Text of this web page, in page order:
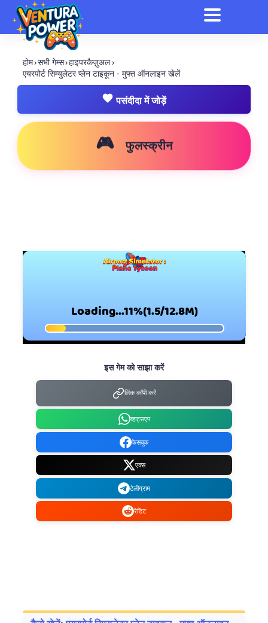
होम›सभी गेम्स›हाइपरकैज़ुअल›
एयरपोर्ट सिम्युलेटर प्लेन टाइकून - मुफ्त ऑनलाइन खेलें
पसंदीदा में जोड़ें
🎮 फुलस्क्रीन
इस गेम को साझा करें
लिंक कॉपी करें
व्हाट्सएप
फेसबुक
एक्स
टेलीग्राम
रेडिट